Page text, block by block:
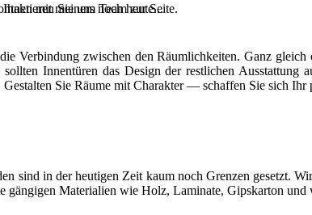
mit meinem Team zur Seite.
Sie uns noch heute...
Verbindung zwischen den Räumlichkeiten. Ganz gleich
Innentüren das Design der restlichen
Sie Räume mit Charakter — schaffen Sie sich Ihr
sind in der heutigen Zeit kaum noch Grenzen gesetzt.
Materialien wie Holz, Laminate, Gipskarton und